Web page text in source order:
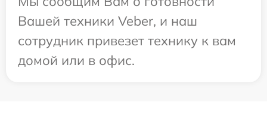
Вашей техники Veber, и наш
сотрудник привезет технику к вам
домой или в офис.